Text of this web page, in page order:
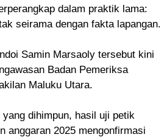
dalam praktik lama:
seirama dengan fakta lapangan.
Samin Marsaoly tersebut kini
Badan Pemeriksa
Maluku Utara.
dihimpun, hasil uji petik
anggaran 2025 mengonfirmasi